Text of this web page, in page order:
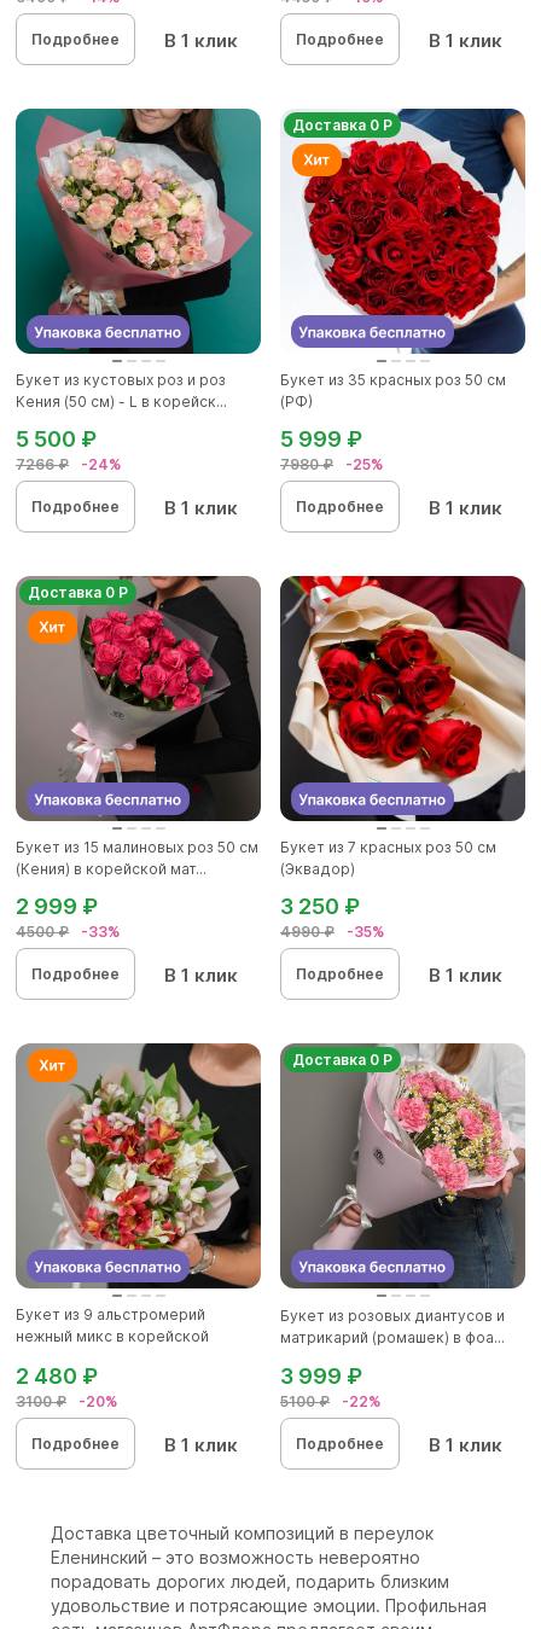
Подробнее В 1 клик Подробнее В 1 клик
Букет из кустовых роз и роз
Кения (50 см) - L в корейск...
7266 ₽ -24%
5 500 ₽
Подробнее В 1 клик
Доставка 0 Р
Букет из 35 красных роз 50 см
(РФ)
7980 ₽ -25%
5 999 ₽
Подробнее В 1 клик
Доставка 0 Р
Букет из 15 малиновых роз 50 см
(Кения) в корейской мат...
4500 ₽ -33%
2 999 ₽
Подробнее В 1 клик
Букет из 7 красных роз 50 см
(Эквадор)
4990 ₽ -35%
3 250 ₽
Подробнее В 1 клик
Букет из 9 альстромерий
нежный микс в корейской
3100 ₽ -20%
2 480 ₽
Подробнее В 1 клик
Доставка 0 Р
Букет из розовых диантусов и
матрикарий (ромашек) в фоа...
5100 ₽ -22%
3 999 ₽
Подробнее В 1 клик
Доставка цветочный композиций в переулок
Еленинский – это возможность невероятно
порадовать дорогих людей, подарить близким
удовольствие и потрясающие эмоции. Профильная